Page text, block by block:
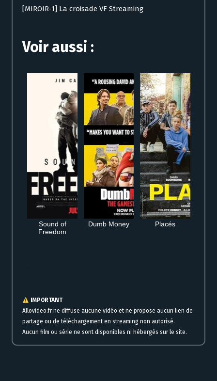
[MIROIR-1] La croisade VF Streaming
Voir aussi :
Sound of
Freedom
Dumb Money Placés
IMPORTANT
Allovideo.fr ne diffuse aucune vidéo et ne propose aucun lien de
partage ou de téléchargement en streaming non autorisé.
Aucun film ou série ne sont disponibles ni hébergés sur le site.